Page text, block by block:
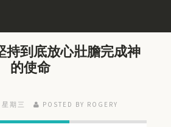
持到底放心壯膽完成神
的使命
期三 POSTED BY ROGERY